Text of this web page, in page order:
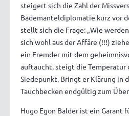
steigert sich die Zahl der
Bademanteldiplomatie kurz vor
stellt sich die Frage: „Wie
sich wohl aus der Affäre (!!!)
ein Fremder mit dem
auftaucht, steigt die Temperatur
Siedepunkt. Bringt er Klärung in
Tauchbecken endgültig zum
Hugo Egon Balder ist ein Garant